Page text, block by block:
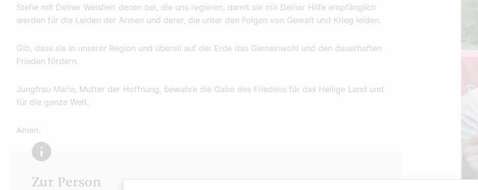
Stehe mit Deiner Weisheit denen bei, die uns regieren, damit sie mit Deiner Hilfe empfänglich
werden für die Leiden der Armen und derer, die unter den Folgen von Gewalt und Krieg leiden.
Gib, dass sie in unserer Region und überall auf der Erde das Gemeinwohl und den dauerhaften
Frieden fördern.
Jungfrau Maria, Mutter der Hoffnung, bewahre die Gabe des Friedens für das Heilige Land und
für die ganze Welt.
Amen.
Zur Person